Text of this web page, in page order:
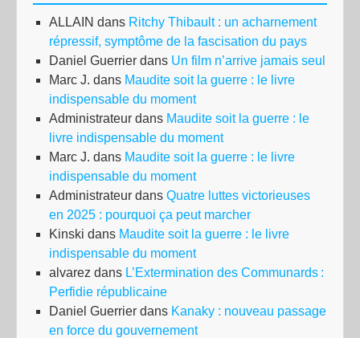
ALLAIN dans Ritchy Thibault : un acharnement
répressif, symptôme de la fascisation du pays
Daniel Guerrier dans Un film n’arrive jamais seul
Marc J. dans Maudite soit la guerre : le livre
indispensable du moment
Administrateur dans Maudite soit la guerre : le
livre indispensable du moment
Marc J. dans Maudite soit la guerre : le livre
indispensable du moment
Administrateur dans Quatre luttes victorieuses
en 2025 : pourquoi ça peut marcher
Kinski dans Maudite soit la guerre : le livre
indispensable du moment
alvarez dans L’Extermination des Communards :
Perfidie républicaine
Daniel Guerrier dans Kanaky : nouveau passage
en force du gouvernement